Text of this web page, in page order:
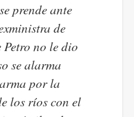
prende ante
de
Petro no le dio
se alarma
por la
los ríos con el